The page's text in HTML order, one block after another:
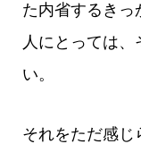
た内省するきっ
人にとっては
い。
それをただ感じ